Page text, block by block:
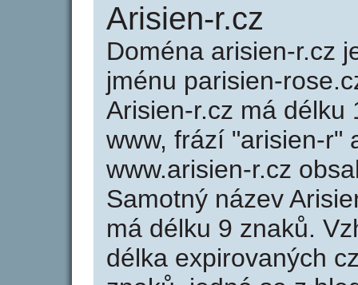
Arisien-r.cz
Doména arisien-r.cz
jménu parisien-
Arisien-r.cz má délku
www, frází "arisien-r"
www.arisien-r.cz
Samotný název
má délku 9 znaků.
délka expirovaných